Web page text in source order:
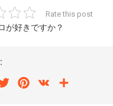
Rate this post
が好きですか？
TwitterPinterest
VK